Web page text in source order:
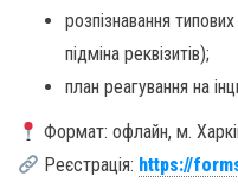
розпізнавання
підміна реквізитів);
план реагування на
Формат: офлайн, м.
Реєстрація: https://